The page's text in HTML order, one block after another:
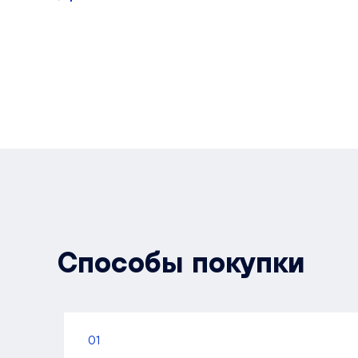
Способы покупки
01